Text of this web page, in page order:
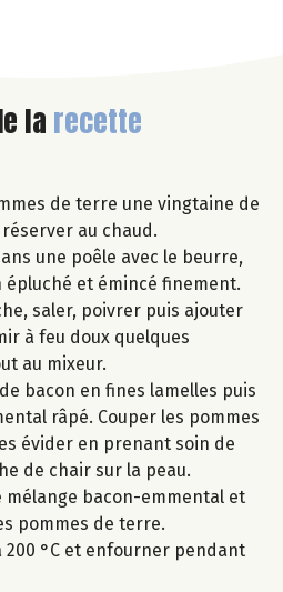
larecette
de terre une vingtaine de
au chaud.
une poêle avec le beurre,
épluché et émincé finement.
saler, poivrer puis ajouter
à feu doux quelques
au mixeur.
bacon en fines lamelles puis
râpé. Couper les pommes
évider en prenant soin de
de chair sur la peau.
mélange bacon-emmental et
pommes de terre.
°C et enfourner pendant